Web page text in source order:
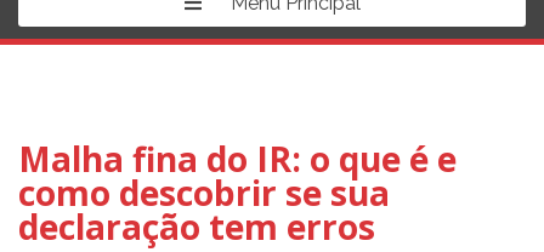
Malha fina do IR: o que é e
como descobrir se sua
declaração tem erros